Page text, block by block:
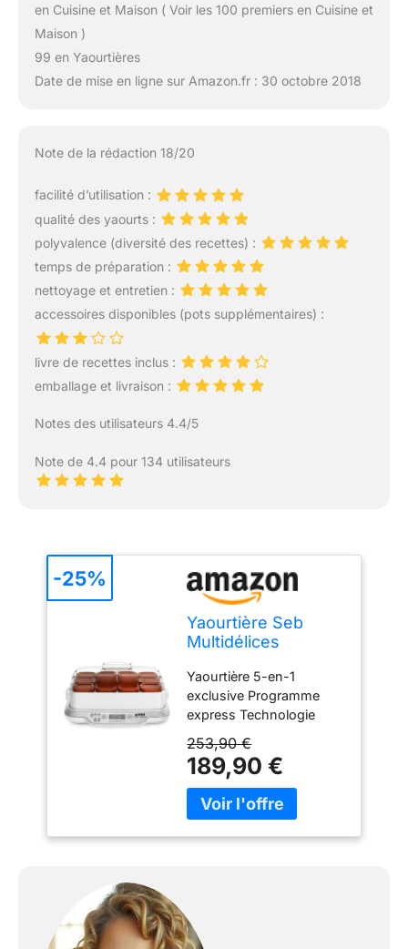
en Cuisine et Maison ( Voir les 100 premiers en Cuisine et
Maison )
99 en Yaourtières
Date de mise en ligne sur Amazon.fr : 30 octobre 2018
Note de la rédaction 18/20
facilité d’utilisation :
qualité des yaourts :
polyvalence (diversité des recettes) :
temps de préparation :
nettoyage et entretien :
accessoires disponibles (pots supplémentaires) :
livre de recettes inclus :
emballage et livraison :
Notes des utilisateurs 4.4/5
Note de 4.4 pour 134 utilisateurs
Yaourtière Seb
Multidélices
YG661A00 Blanc et
Marron
Yaourtière 5-en-1
exclusive Programme
express Technologie
et facile à utiliser 12 Pots
253,90 €
189,90 €
-25%